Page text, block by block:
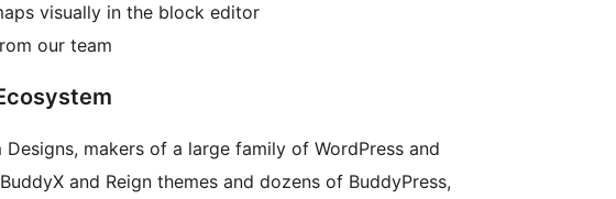
visually in the block editor
our team
makers of a large family of WordPress and
and Reign themes and dozens of BuddyPress,